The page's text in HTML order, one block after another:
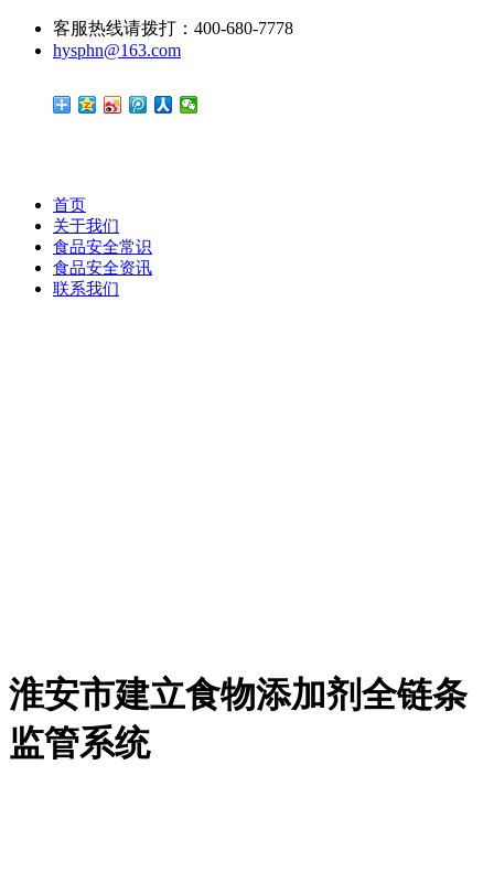
客服热线请拨打：400-680-7778
hysphn@163.com
首页
关于我们
食品安全常识
食品安全资讯
联系我们
淮安市建立食物添加剂全链条
监管系统